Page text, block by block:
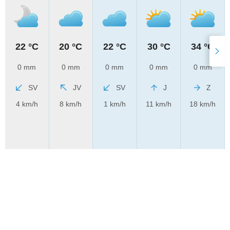
22 °C
0 mm
SV
4 km/h
20 °C
0 mm
JV
8 km/h
22 °C
0 mm
SV
1 km/h
30 °C
0 mm
J
11 km/h
34 °C
0 mm
Z
18 km/h